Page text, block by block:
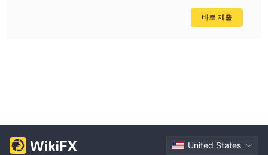
바로 제출
United States